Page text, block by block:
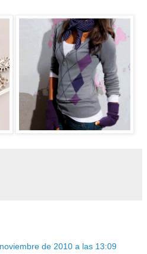
de 2010 a las 13:09